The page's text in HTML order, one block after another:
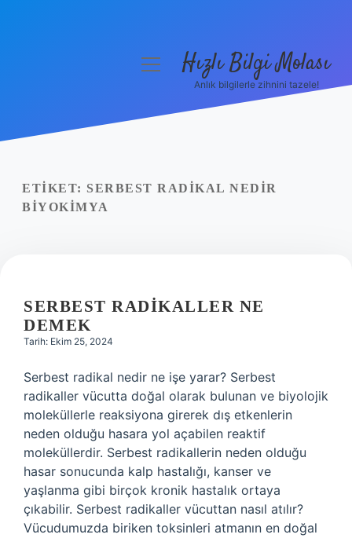
Yasal Uyarı
menüyüHızlı Bilgi Molası
Anlık bilgilerle zihnini tazele!
ETIKET: SERBEST RADIKAL NEDIR
BIYOKIMYA
SERBEST RADIKALLER NE
DEMEK
Tarih: Ekim 25, 2024
Serbest radikal nedir ne işe yarar? Serbest
radikaller vücutta doğal olarak bulunan ve biyolojik
moleküllerle reaksiyona girerek dış etkenlerin
neden olduğu hasara yol açabilen reaktif
moleküllerdir. Serbest radikallerin neden olduğu
hasar sonucunda kalp hastalığı, kanser ve
yaşlanma gibi birçok kronik hastalık ortaya
çıkabilir. Serbest radikaller vücuttan nasıl atılır?
Vücudumuzda biriken toksinleri atmanın en doğal